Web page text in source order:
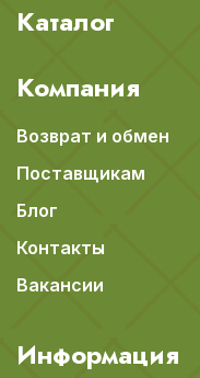
Каталог
Компания
Возврат и обмен
Поставщикам
Блог
Контакты
Вакансии
Информация